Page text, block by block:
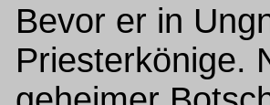
Bevor er in
Priesterkönige.